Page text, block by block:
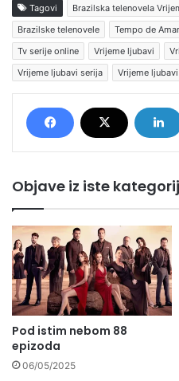
Tagovi Brazilska telenovela
Brazilske telenovele
Tempo de Amar
Tv serije online
Vrijeme ljubavi
Vrijeme ljubavi serija
Vrijeme
Objave iz iste
Pod istim nebom 88
epizoda
06/05/2025